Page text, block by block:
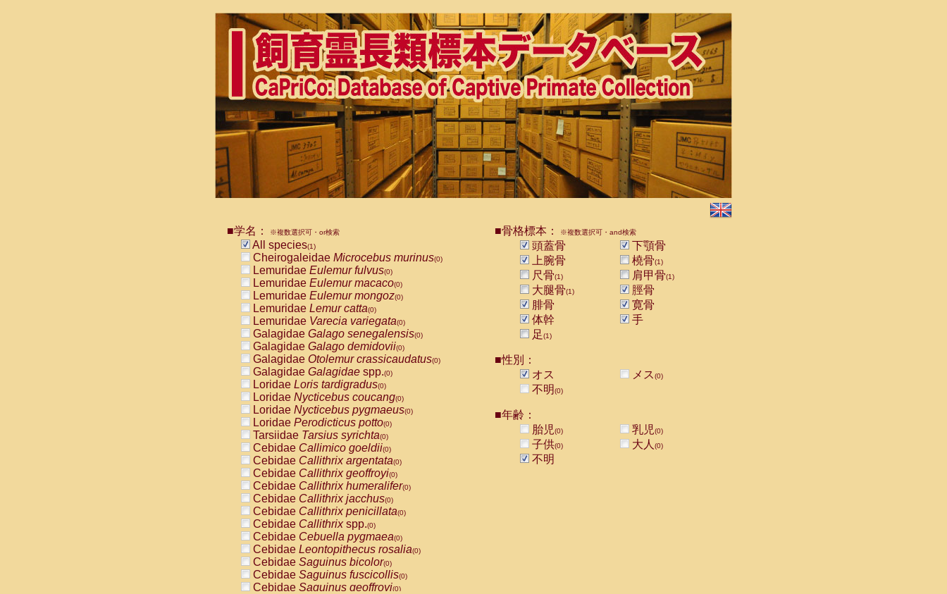
■学名： ※複数選択可・or検索
All species(1)
Cheirogaleidae Microcebus murinus(0)
Lemuridae Eulemur fulvus(0)
Lemuridae Eulemur macaco(0)
Lemuridae Eulemur mongoz(0)
Lemuridae Lemur catta(0)
Lemuridae Varecia variegata(0)
Galagidae Galago senegalensis(0)
Galagidae Galago demidovii(0)
Galagidae Otolemur crassicaudatus(0)
Galagidae Galagidae spp.(0)
Loridae Loris tardigradus(0)
Loridae Nycticebus coucang(0)
Loridae Nycticebus pygmaeus(0)
Loridae Perodicticus potto(0)
Tarsiidae Tarsius syrichta(0)
Cebidae Callimico goeldii(0)
Cebidae Callithrix argentata(0)
Cebidae Callithrix geoffroyi(0)
Cebidae Callithrix humeralifer(0)
Cebidae Callithrix jacchus(0)
Cebidae Callithrix penicillata(0)
Cebidae Callithrixspp.(0)
Cebidae Cebuella pygmaea(0)
Cebidae Leontopithecus rosalia(0)
Cebidae Saguinus bicolor(0)
Cebidae Saguinus fuscicollis(0)
Cebidae Saguinus geoffroyi(0)
■骨格標本： ※複数選択可・and検索
頭蓋骨
下顎骨
上腕骨
橈骨(1)
尺骨(1) 肩甲骨(1)
大腿骨(1)
脛骨
腓骨
寛骨
体幹
手
足(1)
■性別：
オス
メス(0)
不明(0)
■年齢：
胎児(0) 乳児(0)
子供(0) 大人 (0)
不明